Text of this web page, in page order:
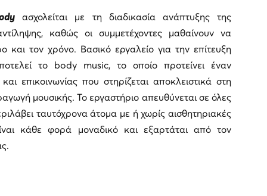
ασχολείται με τη διαδικασία ανάπτυξης της
καθώς οι συμμετέχοντες μαθαίνουν να
και τον χρόνο. Βασικό εργαλείο για την επίτευξη
το body music, το οποίο προτείνει έναν
επικοινωνίας που στηρίζεται αποκλειστικά στη
μουσικής. Το εργαστήριο απευθύνεται σε όλες
ταυτόχρονα άτομα με ή χωρίς αισθητηριακές
κάθε φορά μοναδικό και εξαρτάται από τον